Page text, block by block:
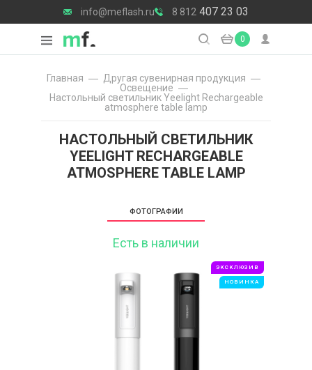
info@meflash.ru 8 812 407 23 03
0
Главная
Другая сувенирная продукция
Освещение
Настольный светильник Yeelight Rechargeable
atmosphere table lamp
НАСТОЛЬНЫЙ СВЕТИЛЬНИК
YEELIGHT RECHARGEABLE
ATMOSPHERE TABLE LAMP
ФОТОГРАФИИ
Есть в наличии
ЭКСКЛЮЗИВ
НОВИНКА